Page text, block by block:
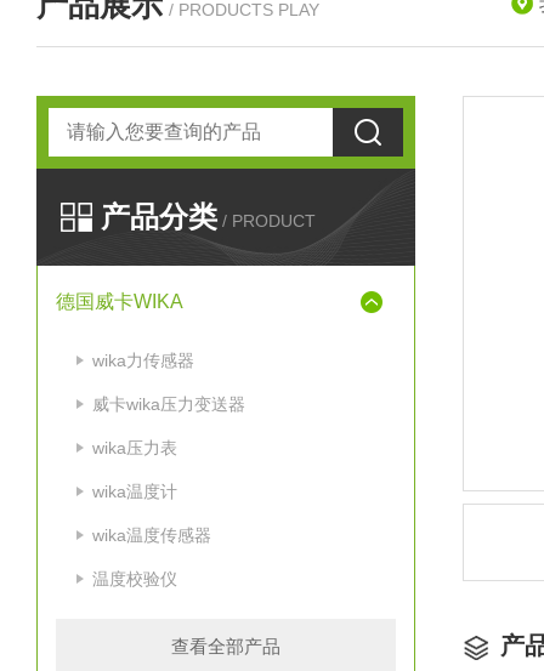
/ PRODUCTS PLAY
产品分类 / PRODUCT
德国威卡WIKA
wika力传感器
威卡wika压力变送器
wika压力表
wika温度计
wika温度传感器
温度校验仪
查看全部产品 产